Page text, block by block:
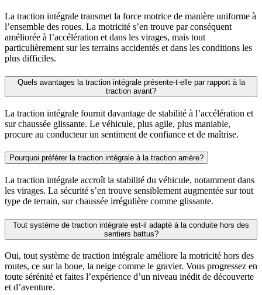
La traction intégrale transmet la force motrice de manière uniforme à
l’ensemble des roues. La motricité s’en trouve par conséquent
améliorée à l’accélération et dans les virages, mais tout
particulièrement sur les terrains accidentés et dans les conditions les
plus difficiles.
Quels avantages la traction intégrale présente-t-elle par rapport à la
traction avant?
La traction intégrale fournit davantage de stabilité à l’accélération et
sur chaussée glissante. Le véhicule, plus agile, plus maniable,
procure au conducteur un sentiment de confiance et de maîtrise.
Pourquoi préférer la traction intégrale à la traction arrière?
La traction intégrale accroît la stabilité du véhicule, notamment dans
les virages. La sécurité s’en trouve sensiblement augmentée sur tout
type de terrain, sur chaussée irrégulière comme glissante.
Tout système de traction intégrale est-il adapté à la conduite hors des
sentiers battus?
Oui, tout système de traction intégrale améliore la motricité hors des
routes, ce sur la boue, la neige comme le gravier. Vous progressez en
toute sérénité et faites l’expérience d’un niveau inédit de découverte
et d’aventure.